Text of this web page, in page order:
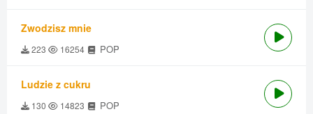
Zwodzisz mnie
223 16254 POP
Ludzie z cukru
130 14823 POP